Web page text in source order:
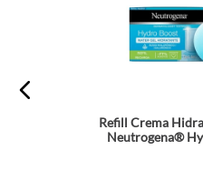
Refill Crema
Neutrogena®